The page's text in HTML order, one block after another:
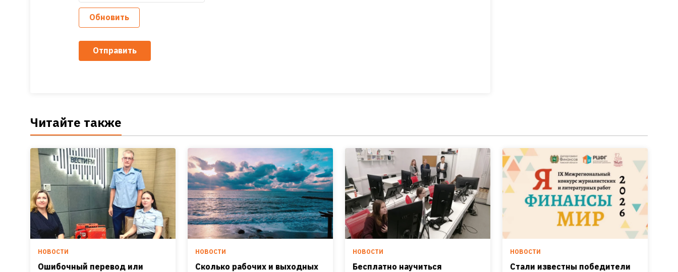
Обновить
Отправить
Читайте также
НОВОСТИ
Ошибочный перевод или
НОВОСТИ
Сколько рабочих и выходных
НОВОСТИ
Бесплатно научиться
НОВОСТИ
Стали известны победители